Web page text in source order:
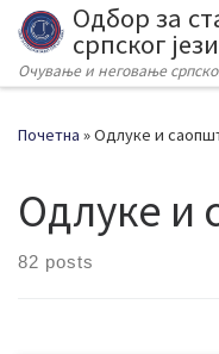
Skip to content
Одбор за
српског
Oчување и неговање
Почетна »Одлуке и
Одлуке и
82 posts